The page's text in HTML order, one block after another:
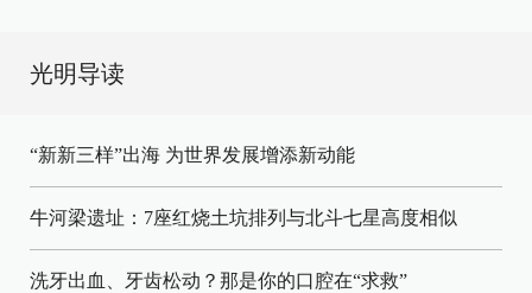
光明导读
“新新三样”出海 为世界发展增添新动能
牛河梁遗址：7座红烧土坑排列与北斗七星高度相似
洗牙出血、牙齿松动？那是你的口腔在“求救”